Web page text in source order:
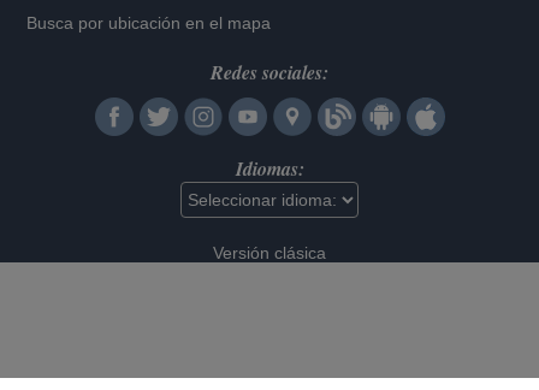
Busca por ubicación en el mapa
Redes sociales:
Idiomas:
Versión clásica